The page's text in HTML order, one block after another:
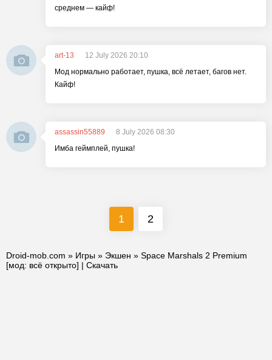
среднем — кайф!
art-13
12 July 2026 20:10
Мод нормально работает, пушка, всё летает, багов нет.
Кайф!
assassin55889
8 July 2026 08:30
Имба геймплей, пушка!
1 2
Droid-mob.com » Игры » Экшен » Space Marshals 2 Premium
[мод: всё открыто] | Скачать